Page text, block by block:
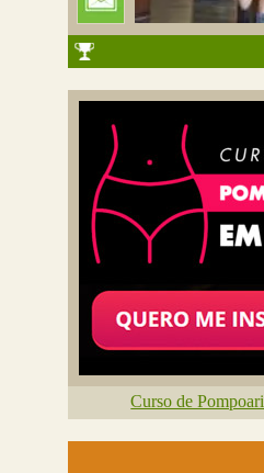
Curso de